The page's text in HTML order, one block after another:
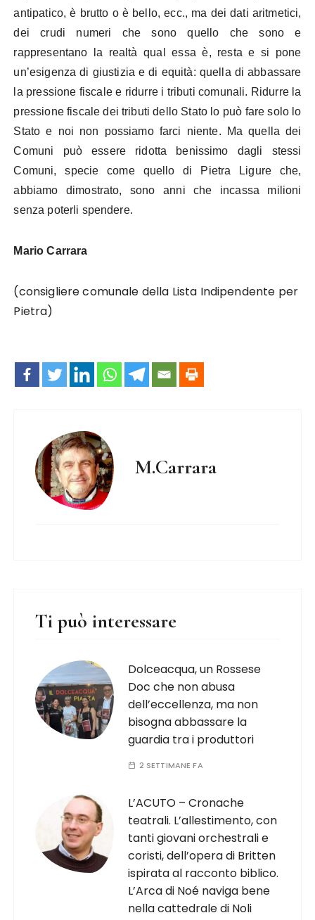
antipatico, è brutto o è bello, ecc., ma dei dati aritmetici,
dei crudi numeri che sono quello che sono e
rappresentano la realtà qual essa è, resta e si pone
un’esigenza di giustizia e di equità: quella di abbassare
la pressione fiscale e ridurre i tributi comunali. Ridurre la
pressione fiscale dei tributi dello Stato lo può fare solo lo
Stato e noi non possiamo farci niente. Ma quella dei
Comuni può essere ridotta benissimo dagli stessi
Comuni, specie come quello di Pietra Ligure che,
abbiamo dimostrato, sono anni che incassa milioni
senza poterli spendere.
Mario Carrara
(consigliere comunale della Lista Indipendente per
Pietra)
M.Carrara
Ti può interessare
Dolceacqua, un Rossese
Doc che non abusa
dell’eccellenza, ma non
bisogna abbassare la
guardia tra i produttori
2 SETTIMANE FA
L’ACUTO – Cronache
teatrali. L’allestimento, con
tanti giovani orchestrali e
coristi, dell’opera di Britten
ispirata al racconto biblico.
L’Arca di Noé naviga bene
nella cattedrale di Noli